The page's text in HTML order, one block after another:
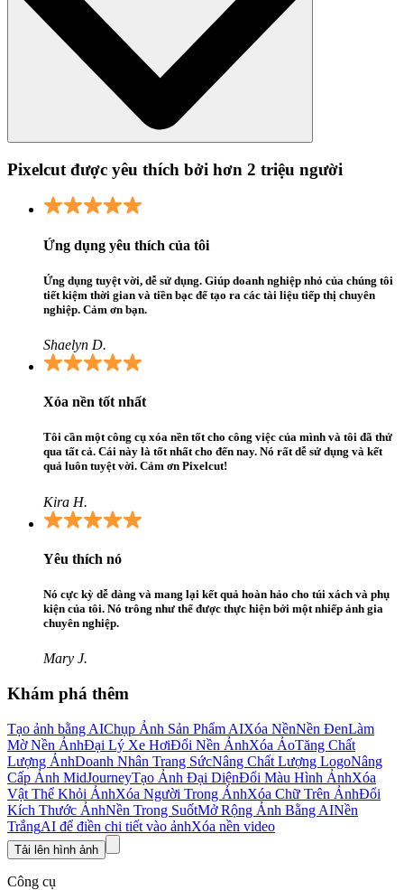
Pixelcut được yêu thích bởi hơn 2 triệu người
Ứng dụng yêu thích của tôi
Ứng dụng tuyệt vời, dễ sử dụng. Giúp doanh nghiệp nhỏ của chúng tôi
tiết kiệm thời gian và tiền bạc để tạo ra các tài liệu tiếp thị chuyên
nghiệp. Cảm ơn bạn.
Shaelyn D.
Xóa nền tốt nhất
Tôi cần một công cụ xóa nền tốt cho công việc của mình và tôi đã thử
qua tất cả. Cái này là tốt nhất cho đến nay. Nó rất dễ sử dụng và kết
quả luôn tuyệt vời. Cảm ơn Pixelcut!
Kira H.
Yêu thích nó
Nó cực kỳ dễ dàng và mang lại kết quả hoàn hảo cho túi xách và phụ
kiện của tôi. Nó trông như thể được thực hiện bởi một nhiếp ảnh gia
chuyên nghiệp.
Mary J.
Khám phá thêm
Tạo ảnh bằng AIChụp Ảnh Sản Phẩm AIXóa NềnNền ĐenLàm
Mờ Nền ẢnhĐại Lý Xe HơiĐổi Nền ẢnhXóa ẢoTăng Chất
Lượng ẢnhDoanh Nhân Trang SứcNâng Chất Lượng LogoNâng
Cấp Ảnh MidJourneyTạo Ảnh Đại DiệnĐổi Màu Hình ẢnhXóa
Vật Thể Khỏi ẢnhXóa Người Trong ẢnhXóa Chữ Trên ẢnhĐổi
Kích Thước ẢnhNền Trong SuốtMở Rộng Ảnh Bằng AINền
TrắngAI để điền chi tiết vào ảnhXóa nền video
Tải lên hình ảnh
Công cụ